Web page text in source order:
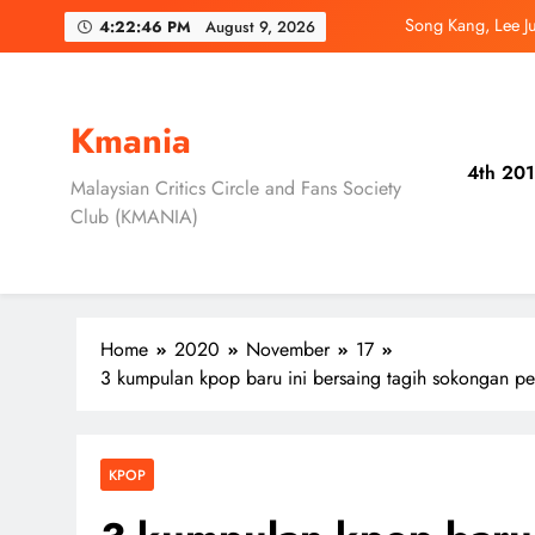
4:22:48 PM August 9, 2026
Song Kang, Lee
Daripada Saingan
Song Kang, Lee
Kmania
Malaysian Critics Circle and Fans Society
Club (KMANIA)
4th
Home 2020 November
17
3 kumpulan kpop baru ini bersaing tagih sokongan
KPOP